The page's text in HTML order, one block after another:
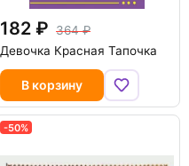
182
364
Девочка Красная Тапочка
В корзину
-50%